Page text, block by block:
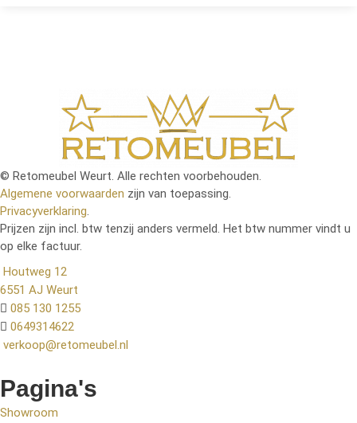
© Retomeubel Weurt. Alle rechten voorbehouden.
Algemene voorwaarden zijn van toepassing.
Privacyverklaring.
Prijzen zijn incl. btw tenzij anders vermeld. Het btw nummer vindt u
op elke factuur.
Houtweg 12
6551 AJ Weurt
085 130 1255
0649314622
verkoop@retomeubel.nl
Pagina's
Showroom